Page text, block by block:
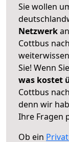
Sie wollen
Netzwerk
Cottbus
Sie! Wenn
was kostet
Cottbus
denn wir
Ihre Fragen
Ob ein